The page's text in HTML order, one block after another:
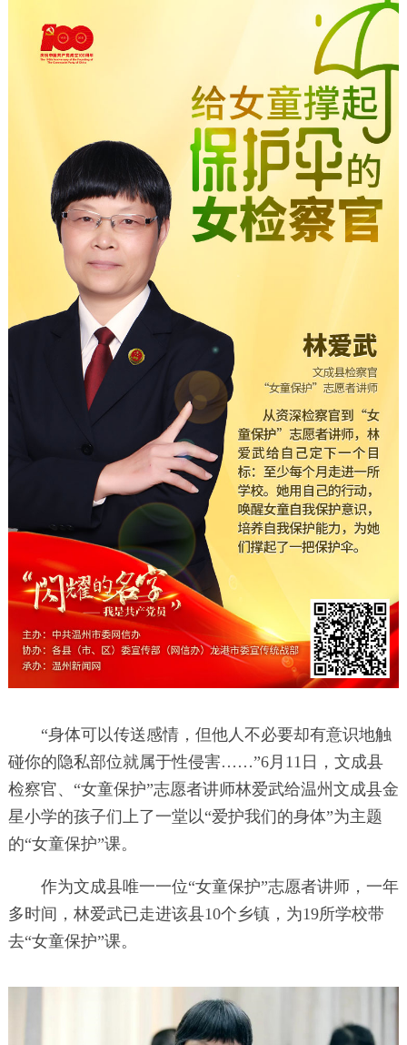
“身体可以传送感情，但他人不必要却有意识地触
碰你的隐私部位就属于性侵害……”6月11日，文成县
检察官、“女童保护”志愿者讲师林爱武给温州文成县金
星小学的孩子们上了一堂以“爱护我们的身体”为主题
的“女童保护”课。
作为文成县唯一一位“女童保护”志愿者讲师，一年
多时间，林爱武已走进该县10个乡镇，为19所学校带
去“女童保护”课。